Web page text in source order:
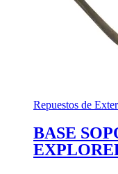
Repuestos de
BASE